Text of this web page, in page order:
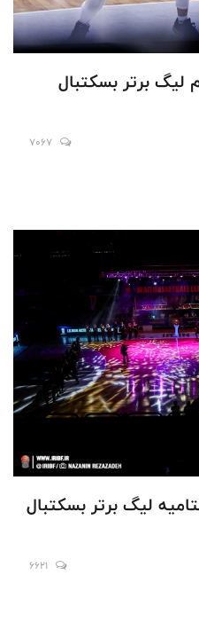
لیگ برتر بسکتبال
7067
لیگ برتر بسکتبال
6621